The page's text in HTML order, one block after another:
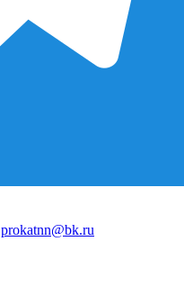
prokatnn@bk.ru